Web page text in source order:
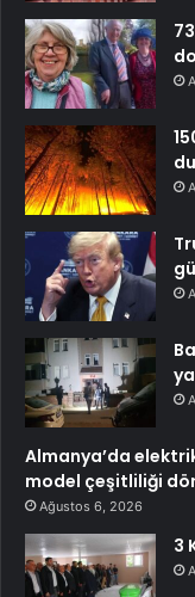
Almanya’da
model çeşitliliği
Ağustos 6, 2026
3